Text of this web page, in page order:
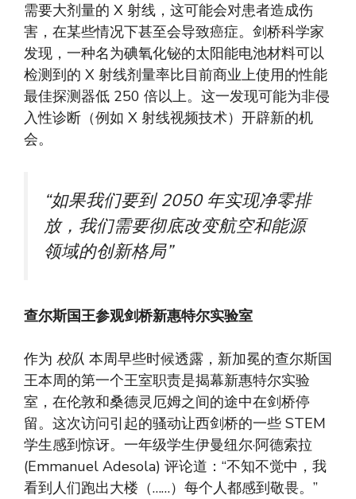
需要大剂量的 X 射线，这可能会对患者造成伤
害，在某些情况下甚至会导致癌症。剑桥科学家
发现，一种名为碘氧化铋的太阳能电池材料可以
检测到的 X 射线剂量率比目前商业上使用的性能
最佳探测器低 250 倍以上。这一发现可能为非侵
入性诊断（例如 X 射线视频技术）开辟新的机
会。
“如果我们要到 2050 年实现净零排
放，我们需要彻底改变航空和能源
领域的创新格局”
查尔斯国王参观剑桥新惠特尔实验室
作为 校队 本周早些时候透露，新加冕的查尔斯国
王本周的第一个王室职责是揭幕新惠特尔实验
室，在伦敦和桑德灵厄姆之间的途中在剑桥停
留。这次访问引起的骚动让西剑桥的一些 STEM
学生感到惊讶。一年级学生伊曼纽尔·阿德索拉
(Emmanuel Adesola) 评论道：“不知不觉中，我
看到人们跑出大楼（……）每个人都感到敬畏。”